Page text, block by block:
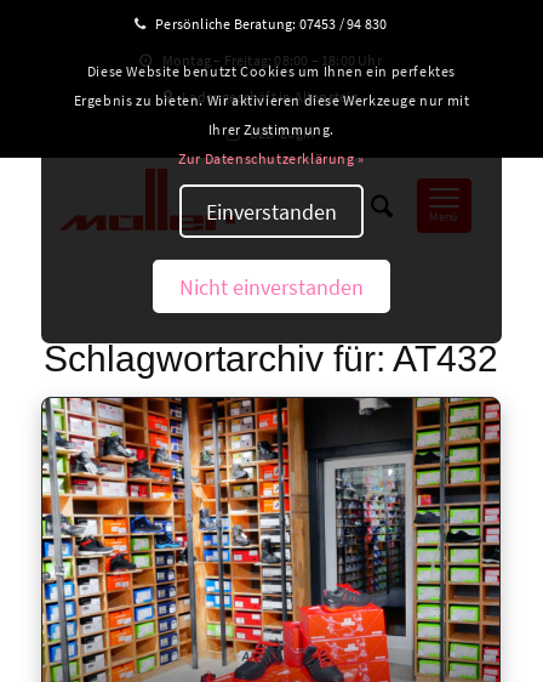
Persönliche Beratung: 07453 / 94 830
Montag – Freitag: 08:00 – 18:00 Uhr
Ladengeschäft in Altensteig
B2B-Login
Menü
Schlagwortarchiv für:AT432
Diese Website benutzt Cookies um Ihnen ein perfektes
Ergebnis zu bieten. Wir aktivieren diese Werkzeuge nur mit
Ihrer Zustimmung.
Zur Datenschutzerklärung »
Einverstanden
Nicht einverstanden